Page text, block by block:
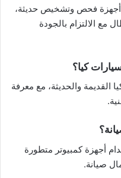
فحص وتشخيص حديثة،
مع الالتزام بالجودة
كيا؟
القديمة والحديثة، مع معرفة
أجهزة كمبيوتر متطورة
صيانة.